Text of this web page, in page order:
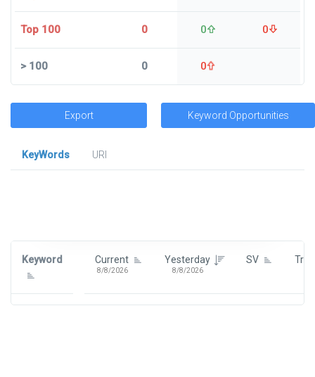
Top 100 0 0 0
>100 0 0
Export Keyword Opportunities
KeyWords
URl
Keyword Current
8/8/2026
Yesterday
8/8/2026
SV